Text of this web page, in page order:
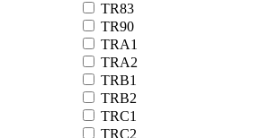
TR83
TR90
TRA1
TRA2
TRB1
TRB2
TRC1
TRC2